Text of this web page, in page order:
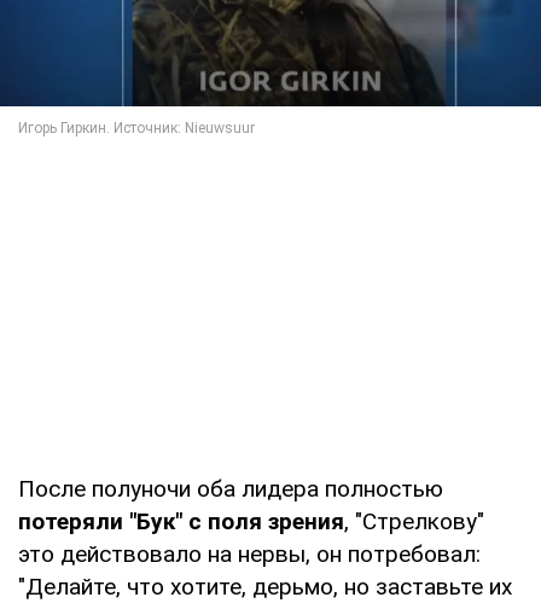
После полуночи оба лидера полностью
потеряли "Бук" с поля зрения, "Стрелкову"
это действовало на нервы, он потребовал:
"Делайте, что хотите, дерьмо, но заставьте их